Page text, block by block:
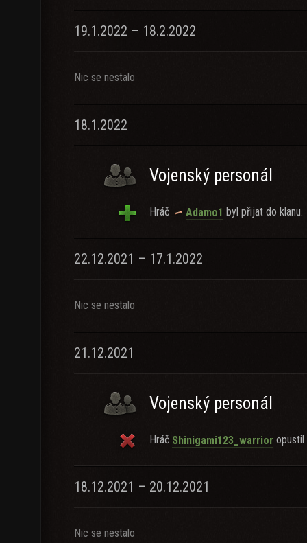
19.1.2022 – 18.2.2022
Nic se nestalo
18.1.2022
Vojenský personál
Hráč Adamo1 byl přijat do klanu.
22.12.2021 – 17.1.2022
Nic se nestalo
21.12.2021
Vojenský personál
Hráč Shinigami123_warrior opustil
18.12.2021 – 20.12.2021
Nic se nestalo